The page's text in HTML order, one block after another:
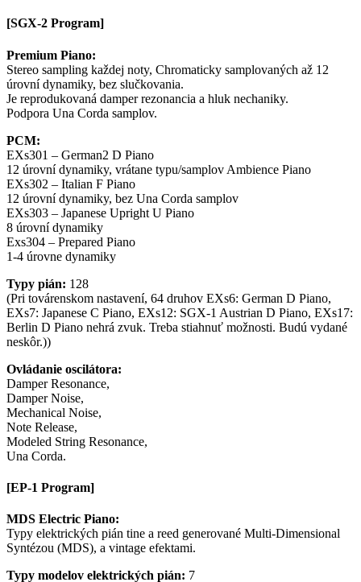
[SGX-2 Program]
Premium Piano:
Stereo sampling každej noty, Chromaticky samplovaných až 12
úrovní dynamiky, bez slučkovania.
Je reprodukovaná damper rezonancia a hluk nechaniky.
Podpora Una Corda samplov.
PCM:
EXs301 – German2 D Piano
12 úrovní dynamiky, vrátane typu/samplov Ambience Piano
EXs302 – Italian F Piano
12 úrovní dynamiky, bez Una Corda samplov
EXs303 – Japanese Upright U Piano
8 úrovní dynamiky
Exs304 – Prepared Piano
1-4 úrovne dynamiky
Typy pián: 128
(Pri továrenskom nastavení, 64 druhov EXs6: German D Piano,
EXs7: Japanese C Piano, EXs12: SGX-1 Austrian D Piano, EXs17:
Berlin D Piano nehrá zvuk. Treba stiahnuť možnosti. Budú vydané
neskôr.))
Ovládanie oscilátora:
Damper Resonance,
Damper Noise,
Mechanical Noise,
Note Release,
Modeled String Resonance,
Una Corda.
[EP-1 Program]
MDS Electric Piano:
Typy elektrických pián tine a reed generované Multi-Dimensional
Syntézou (MDS), a vintage efektami.
Typy modelov elektrických pián: 7